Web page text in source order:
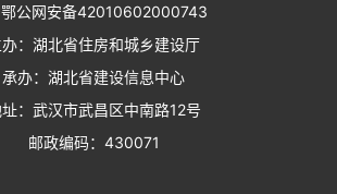
技术学院
鄂公网安备42010602000743
办：湖北省住房和城乡建设厅
承办：湖北省建设信息中心
：武汉市武昌区中南路12号
邮政编码：430071